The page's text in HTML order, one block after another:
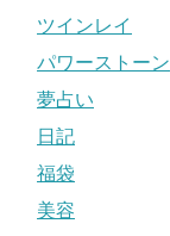
ツインレイ
パワーストーン
夢占い
日記
福袋
美容